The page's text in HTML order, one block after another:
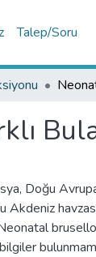
Talep/Soru
Doğu
Akdeniz